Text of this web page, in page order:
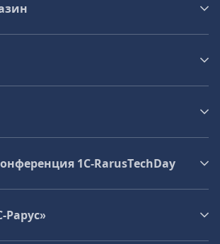
1C‑RarusTechDay
Рарус»